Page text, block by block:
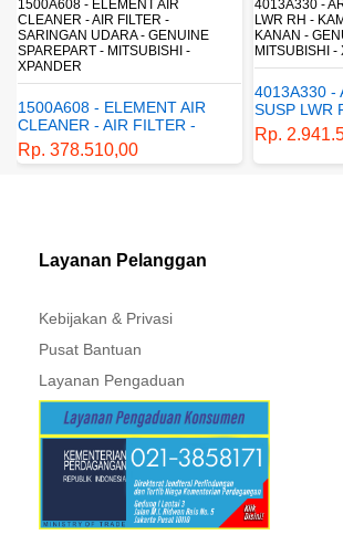
AIR
-
- GENUINE
-
AIR
-
-
-
4013A330 - ARM ASSY FR SUSP
LWR RH - KAMPAK DEPAN BAWAH
KANAN - GENUINE SPAREPART -
MITSUBISHI - XPANDER
4013A330 - ARM ASSY FR
SUSP LWR RH - KAMPAK
DEPAN BAWAH KANAN -
GENUINE SPAREPART -
MITSUBISHI - XPANDER
Rp. 2.941.500,00
Layanan Pelanggan
Kebijakan & Privasi
Pusat Bantuan
Layanan Pengaduan